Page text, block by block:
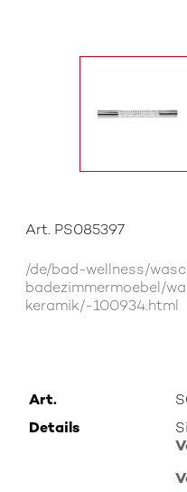
Art. PS085397
/de/bad-wellness/
badezimmermoebel/
keramik/-100934.html
Art.
Details